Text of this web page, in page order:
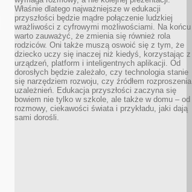
Właśnie dlatego najważniejsze w edukacji
przyszłości będzie mądre połączenie ludzkiej
wrażliwości z cyfrowymi możliwościami. Na końcu
warto zauważyć, że zmienia się również rola
rodziców. Oni także muszą oswoić się z tym, że
dziecko uczy się inaczej niż kiedyś, korzystając z
urządzeń, platform i inteligentnych aplikacji. Od
dorosłych będzie zależało, czy technologia stanie
się narzędziem rozwoju, czy źródłem
uzależnień. Edukacja przyszłości zaczyna się
bowiem nie tylko w szkole, ale także w domu – od
rozmowy, ciekawości świata i przykładu, jaki dają
sami dorośli.